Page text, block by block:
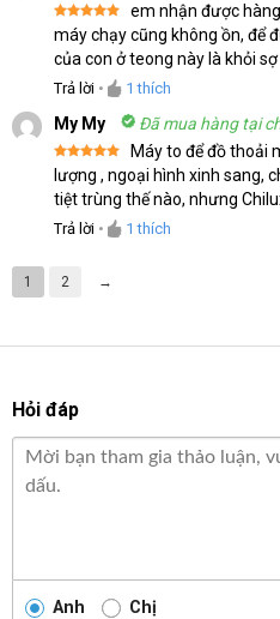
Được xếp
hạng 55
sao
em nhận được
máy chạy cũng không ồn, để
của con ở teong này là khỏi sợ
Trả lời • 1 thích
My My Đã mua hàng tại
Được xếp
hạng5 5
sao
Máy to để đồ thoải
lượng , ngoại hình xinh sang,
tiệt trùng thế nào, nhưng
Trả lời • 1 thích
1 2 →
Hỏi đáp
Anh Chị